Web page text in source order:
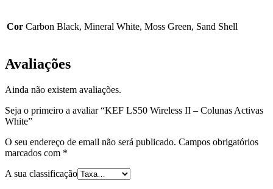
Cor Carbon Black, Mineral White, Moss Green, Sand Shell
Avaliações
Ainda não existem avaliações.
Seja o primeiro a avaliar “KEF LS50 Wireless II – Colunas Activas
White”
O seu endereço de email não será publicado. Campos obrigatórios
marcados com *
A sua classificação